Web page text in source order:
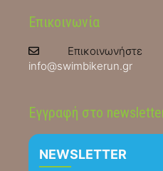
Επικοινωνία
info@swimbikerun.gr
Εγγραφή στο
NEWSLETTER